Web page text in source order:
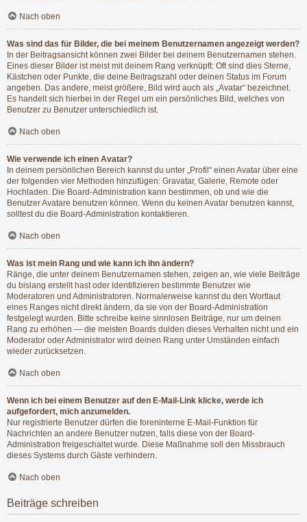
Nach oben
Was sind das für Bilder, die bei meinem Benutzernamen angezeigt werden?
In der Beitragsansicht können zwei Bilder bei deinem Benutzernamen stehen.
Eines dieser Bilder ist meist mit deinem Rang verknüpft: Oft sind dies Sterne,
Kästchen oder Punkte, die deine Beitragszahl oder deinen Status im Forum
angeben. Das andere, meist größere, Bild wird auch als „Avatar“ bezeichnet.
Es handelt sich hierbei in der Regel um ein persönliches Bild, welches von
Benutzer zu Benutzer unterschiedlich ist.
Nach oben
Wie verwende ich einen Avatar?
In deinem persönlichen Bereich kannst du unter „Profil“ einen Avatar über eine
der folgenden vier Methoden hinzufügen: Gravatar, Galerie, Remote oder
Hochladen. Die Board-Administration kann bestimmen, ob und wie die
Benutzer Avatare benutzen können. Wenn du keinen Avatar benutzen kannst,
solltest du die Board-Administration kontaktieren.
Nach oben
Was ist mein Rang und wie kann ich ihn ändern?
Ränge, die unter deinem Benutzernamen stehen, zeigen an, wie viele Beiträge
du bislang erstellt hast oder identifizieren bestimmte Benutzer wie
Moderatoren und Administratoren. Normalerweise kannst du den Wortlaut
eines Ranges nicht direkt ändern, da sie von der Board-Administration
festgelegt wurden. Bitte schreibe keine sinnlosen Beiträge, nur um deinen
Rang zu erhöhen — die meisten Boards dulden dieses Verhalten nicht und ein
Moderator oder Administrator wird deinen Rang unter Umständen einfach
wieder zurücksetzen.
Nach oben
Wenn ich bei einem Benutzer auf den E-Mail-Link klicke, werde ich
aufgefordert, mich anzumelden.
Nur registrierte Benutzer dürfen die foreninterne E-Mail-Funktion für
Nachrichten an andere Benutzer nutzen, falls diese von der Board-
Administration freigeschaltet wurde. Diese Maßnahme soll den Missbrauch
dieses Systems durch Gäste verhindern.
Nach oben
Beiträge schreiben